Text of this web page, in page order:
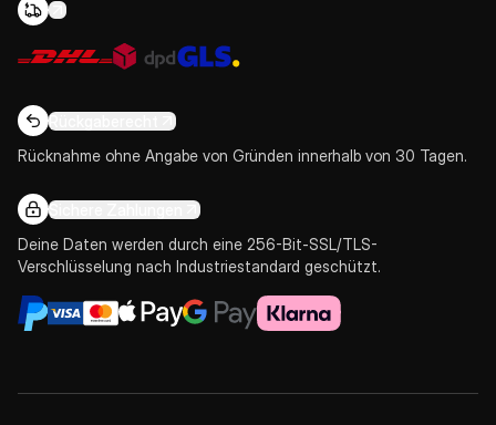
Rückgaberecht
Rücknahme ohne Angabe von Gründen innerhalb von 30 Tagen.
Sichere Zahlungen
Deine Daten werden durch eine 256-Bit-SSL/TLS-
Verschlüsselung nach Industriestandard geschützt.